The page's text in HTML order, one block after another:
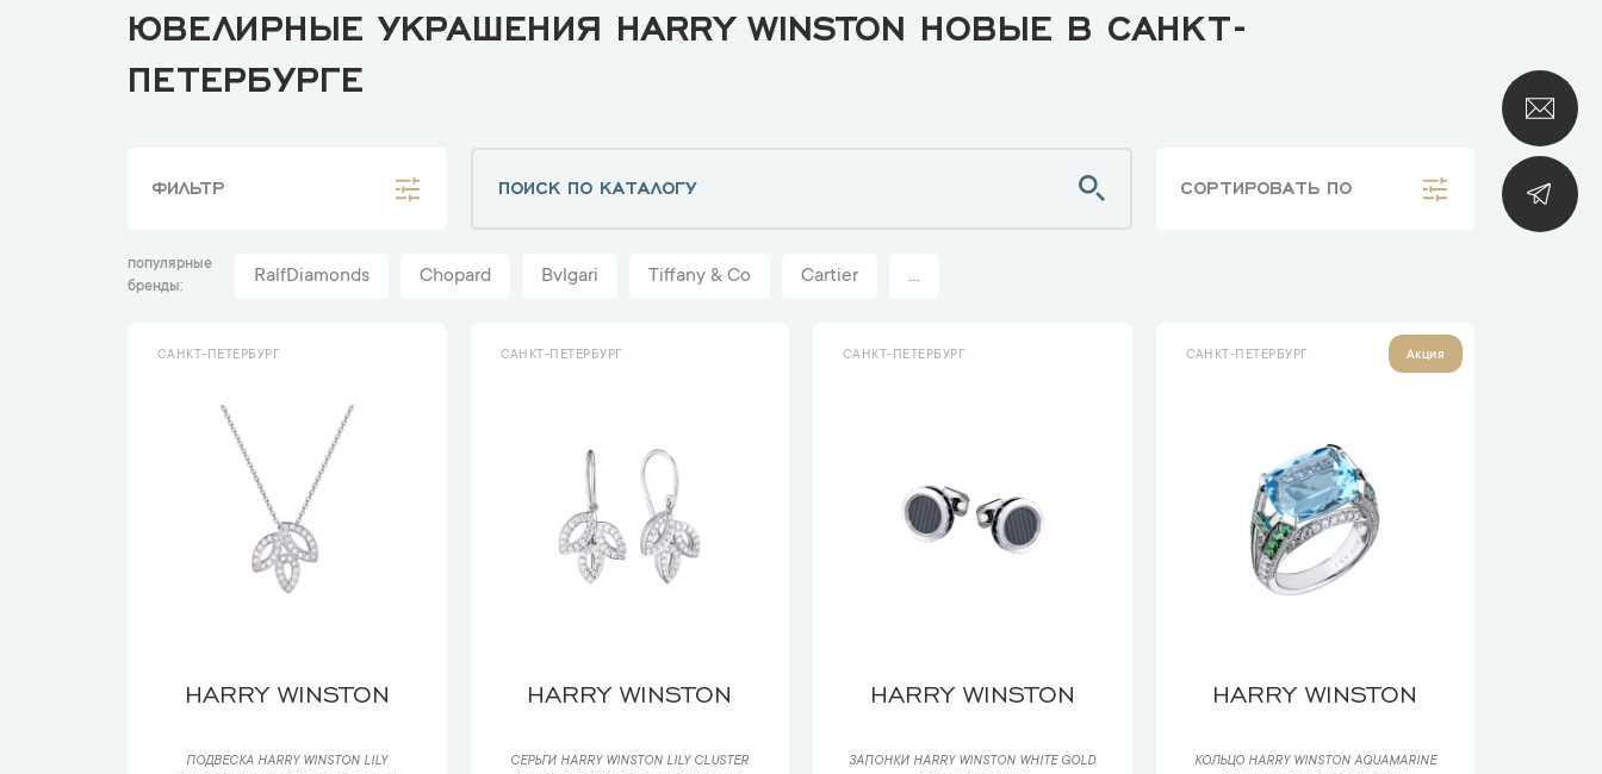
ЮВЕЛИРНЫЕ УКРАШЕНИЯ HARRY WINSTON НОВЫЕ В САНКТ-
ПЕТЕРБУРГЕ
ФИЛЬТР СОРТИРОВАТЬ ПО
популярные
бренды
RalfDiamonds Chopard Bvlgari Tiffany & Co Cartier ...
САНКТ-ПЕТЕРБУРГ
HARRY WINSTON
ПОДВЕСКА HARRY WINSTON LILY
САНКТ-ПЕТЕРБУРГ
HARRY WINSTON
СЕРЬГИ HARRY WINSTON LILY CLUSTER
САНКТ-ПЕТЕРБУРГ
HARRY WINSTON
ЗАПОНКИ HARRY WINSTON WHITE GOLD
САНКТ-ПЕТЕРБУРГ Акция
HARRY WINSTON
КОЛЬЦО HARRY WINSTON AQUAMARINE